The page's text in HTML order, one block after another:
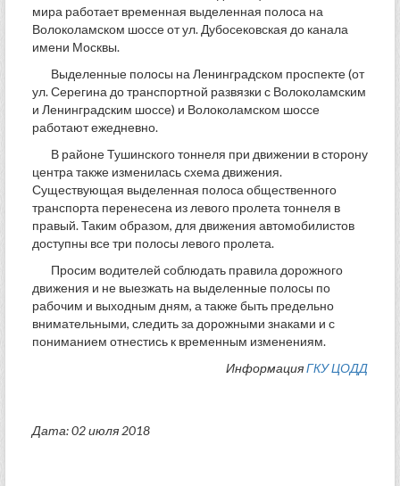
мира работает временная выделенная полоса на
Волоколамском шоссе от ул. Дубосековская до канала
имени Москвы.
Выделенные полосы на Ленинградском проспекте (от
ул. Серегина до транспортной развязки с Волоколамским
и Ленинградским шоссе) и Волоколамском шоссе
работают ежедневно.
В районе Тушинского тоннеля при движении в сторону
центра также изменилась схема движения.
Существующая выделенная полоса общественного
транспорта перенесена из левого пролета тоннеля в
правый. Таким образом, для движения автомобилистов
доступны все три полосы левого пролета.
Просим водителей соблюдать правила дорожного
движения и не выезжать на выделенные полосы по
рабочим и выходным дням, а также быть предельно
внимательными, следить за дорожными знаками и с
пониманием отнестись к временным изменениям.
ИнформацияГКУ ЦОДД
Дата: 02 июля 2018